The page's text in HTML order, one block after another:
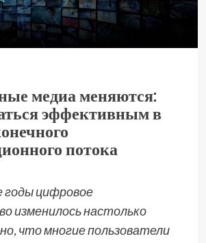
медиа меняются:
эффективным в
потока
годы цифровое
изменилось настолько
что многие пользователи